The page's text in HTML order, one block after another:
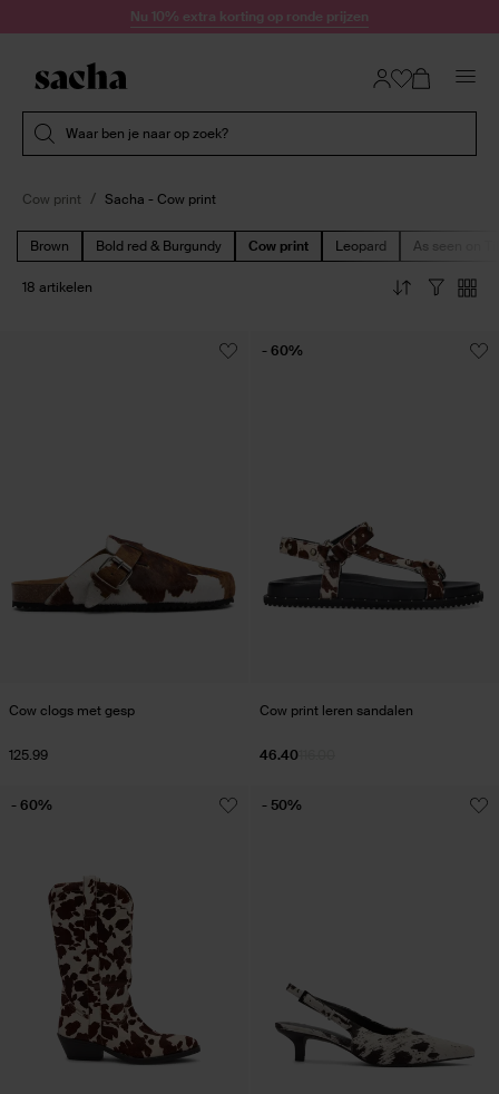
Doorgaan naar artikelNu 10% extra korting op ronde prijzen
Waar ben je naar op zoek?
Cow print Sacha - Cow print
Brown Bold red & Burgundy Cow print Leopard As seen on
18 artikelen
Cow clogs met gesp
125.99
Cow print leren sandalen
46.40
- 60%
- 60% - 50%